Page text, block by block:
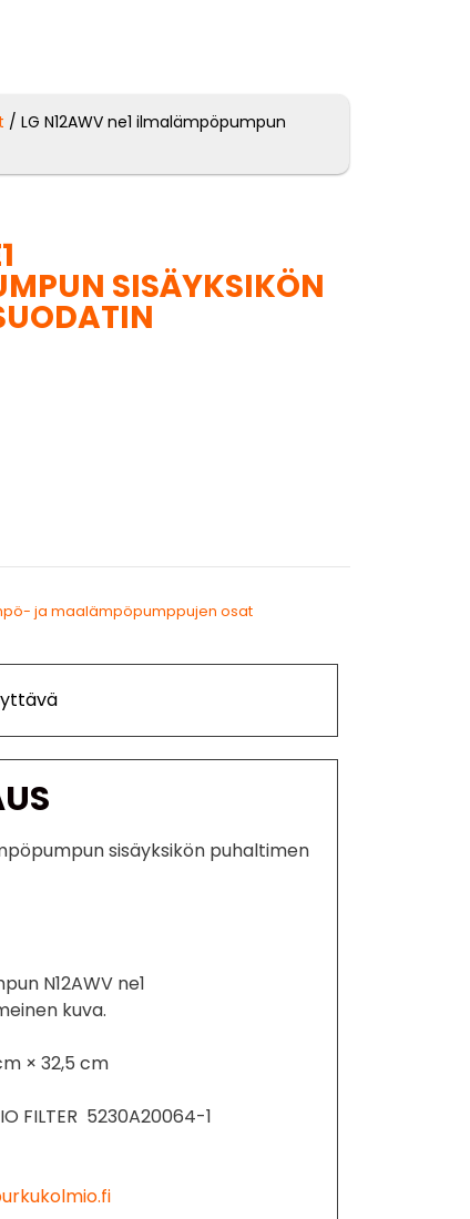
/ LG N12AWV ne1 ilmalämpöpumpun
SISÄYKSIKÖN
ja maalämpöpumppujen osat
sisäyksikön puhaltimen
N12AWV ne1
kuva.
× 32,5 cm
FILTER 5230A20064-1